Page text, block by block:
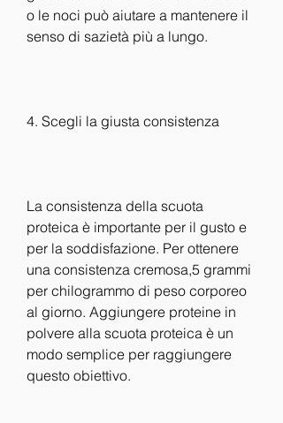
o le noci può aiutare a mantenere il
senso di sazietà più a lungo.
4. Scegli la giusta consistenza
La consistenza della scuota
proteica è importante per il gusto e
per la soddisfazione. Per ottenere
una consistenza cremosa,5 grammi
per chilogrammo di peso corporeo
al giorno. Aggiungere proteine in
polvere alla scuota proteica è un
modo semplice per raggiungere
questo obiettivo.